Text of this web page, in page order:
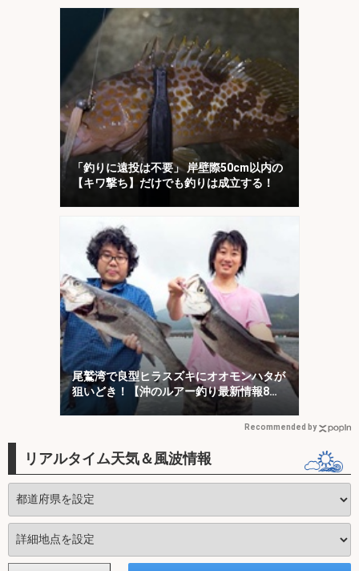
「釣りに遠投は不要」 岸壁際50cm以内の
【キワ撃ち】だけでも釣りは成立する！
尾鷲湾で良型ヒラスズキにオオモンハタが
狙いどき！【沖のルアー釣り最新情報8
Recommended by
リアルタイム天気＆風波情報